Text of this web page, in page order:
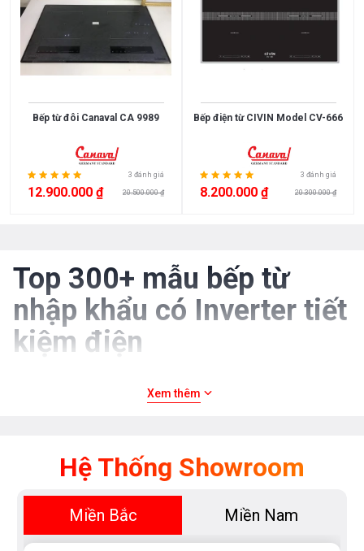
Malaysia
France
Poland
Korea
Japan
China
Việt
Nam
bếp
bếp
bếp
Xem
thêm
PHÂN
Bếp
Bếp
điện
từ
1
năm
2
năm
3
năm
4
năm
510
Bếp từ đôi Canaval CA 9989
3 đánh giá
12.900.000 ₫ 20.500.000 ₫
Bếp điện từ CIVIN Model CV-666
3 đánh giá
8.200.000 ₫ 20.300.000 ₫
Top 300+ mẫu bếp từ
nhập khẩu có Inverter tiết
kiệm điện
Trong các gia đình, căn bếp hiện đại, bếp từ trong nhiều năm
kiếm rộng rãi. Và thời gian gần đây, sản phẩm đứng đầu lựa
chọn là bếp từ nhập khẩu có Inverter tiết kiệm điện. Cùng
tìm hiểu kỹ hơn về dòng sản phẩm này và có những lựa chọn
tốt nhất.
Xem thêm
Hệ Thống Showroom
Miền Bắc Miền Nam